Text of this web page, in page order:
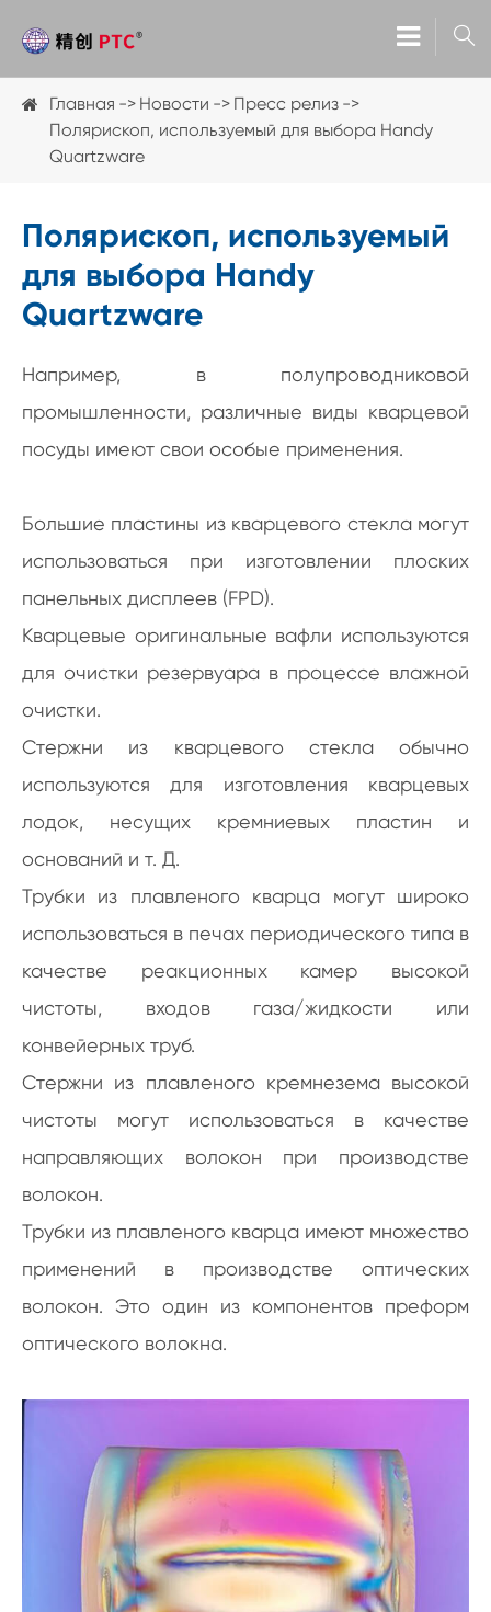

Главная Новости
Пресс релиз
Полярископ, используемый для выбора Handy
Quartzware
Полярископ, используемый
для выбора Handy
Quartzware
Например, в полупроводниковой
промышленности, различные виды кварцевой
посуды имеют свои особые применения.
Большие пластины из кварцевого стекла могут
использоваться при изготовлении плоских
панельных дисплеев (FPD).
Кварцевые оригинальные вафли используются
для очистки резервуара в процессе влажной
очистки.
Стержни из кварцевого стекла обычно
используются для изготовления кварцевых
лодок, несущих кремниевых пластин и
оснований и т. Д.
Трубки из плавленого кварца могут широко
использоваться в печах периодического типа в
качестве реакционных камер высокой
чистоты, входов газа/жидкости или
конвейерных труб.
Стержни из плавленого кремнезема высокой
чистоты могут использоваться в качестве
направляющих волокон при производстве
волокон.
Трубки из плавленого кварца имеют множество
применений в производстве оптических
волокон. Это один из компонентов преформ
оптического волокна.